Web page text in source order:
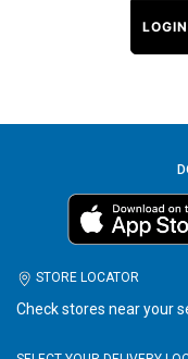
STORE LOCATOR
Check stores near your